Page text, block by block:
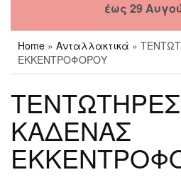
έως 29
Home » Ανταλλακτικά »
ΕΚΚΕΝΤΡΟΦΟΡΟΥ
ΤΕΝΤΩΤΗΡΕΣ
ΚΑΔΕΝΑΣ